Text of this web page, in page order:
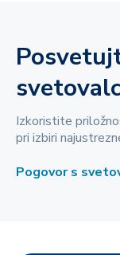
Izkoristite
pri izbiri
Pogovor s